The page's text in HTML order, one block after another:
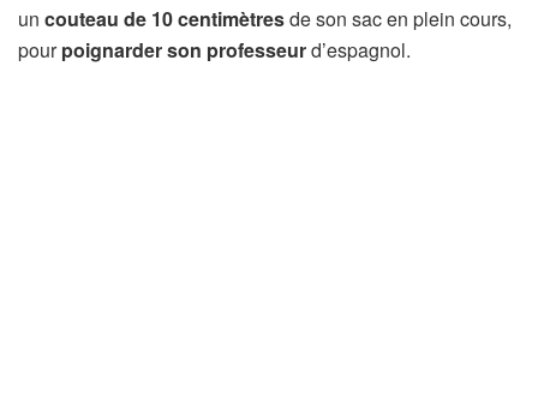
un couteau de 10 centimètresde son sac en plein cours,
pourpoignarder son professeurd’espagnol.